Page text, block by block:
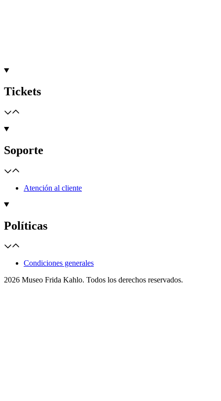
Tickets
Soporte
Atención al cliente
Políticas
Condiciones generales
2026 Museo Frida Kahlo. Todos los derechos reservados.